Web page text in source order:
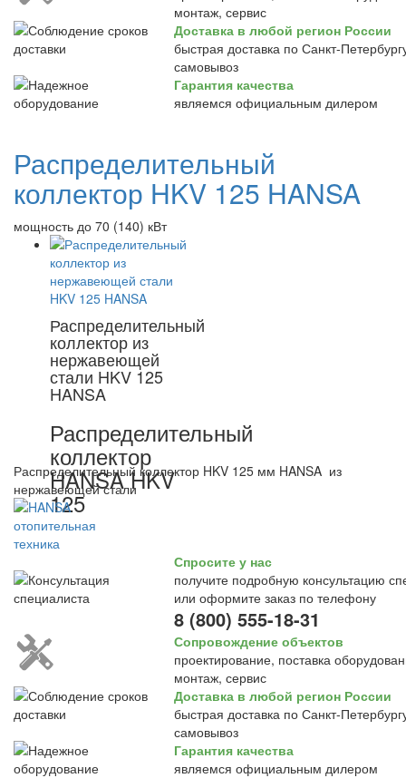
монтаж, сервис
Доставка в любой регион России
быстрая доставка по Санкт-
самовывоз
Гарантия качества
являемся официальным дилером
Распределительный
коллектор HKV 125 HANSA
мощность до 70 (140) кВт
Распределительный
коллектор из
нержавеющей
стали HKV 125
HANSA
Распределительный
коллектор
HANSA HKV
125
Распределительный коллектор HKV 125 мм HANSA из
нержавеющей стали
Спросите у нас
получите подробную консультацию
или оформите заказ по телефону
8 (800) 555-18-31
Сопровождение объектов
проектирование, поставка
монтаж, сервис
Доставка в любой регион России
быстрая доставка по Санкт-
самовывоз
Гарантия качества
являемся официальным дилером